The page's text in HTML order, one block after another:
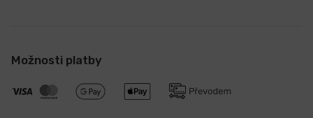
Možnosti platby